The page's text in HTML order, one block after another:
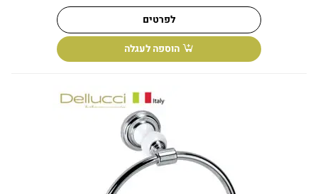
לפרטים
הוספה לעגלה